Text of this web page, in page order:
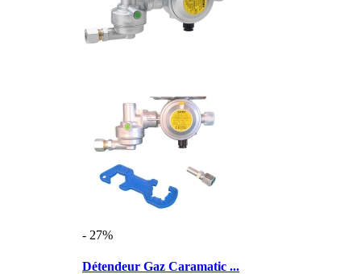
- 27%
Détendeur Gaz Caramatic ...